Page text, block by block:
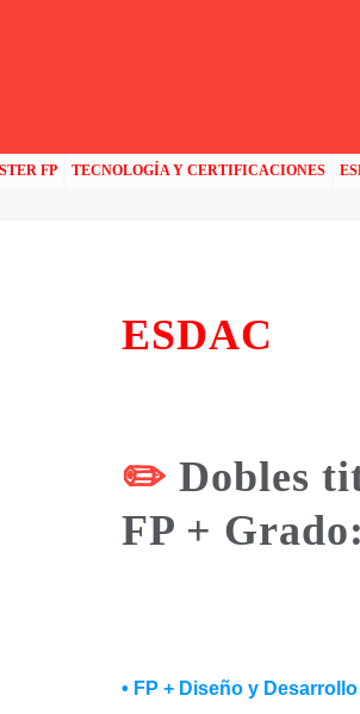
FP TECNOLOGÍA Y CERTIFICACIONES
ESDAC
✏️ Dobles
FP + Grado:
• FP + Diseño y